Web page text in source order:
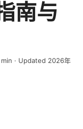
南与
min · Updated 2026年